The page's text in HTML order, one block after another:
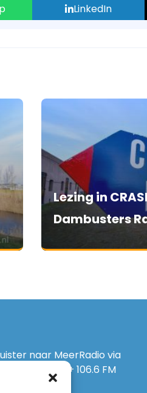
LinkedIn
Lezing in
Dambusters
naar MeerRadio via
Ether: 105.5 FM + 106.6 FM
DAB+ op 5A